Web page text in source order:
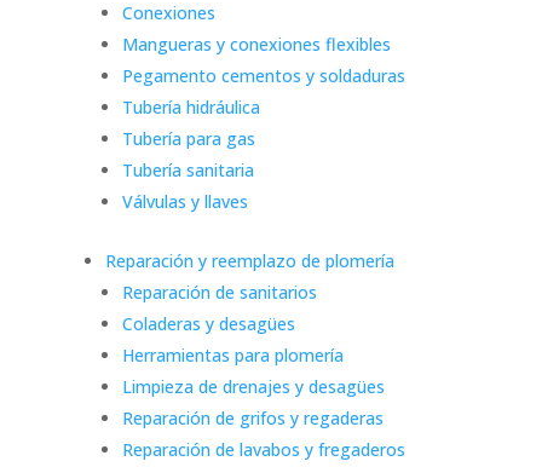
Conexiones
Mangueras y conexiones flexibles
Pegamento cementos y soldaduras
Tubería hidráulica
Tubería para gas
Tubería sanitaria
Válvulas y llaves
Reparación y reemplazo de plomería
Reparación de sanitarios
Coladeras y desagües
Herramientas para plomería
Limpieza de drenajes y desagües
Reparación de grifos y regaderas
Reparación de lavabos y fregaderos